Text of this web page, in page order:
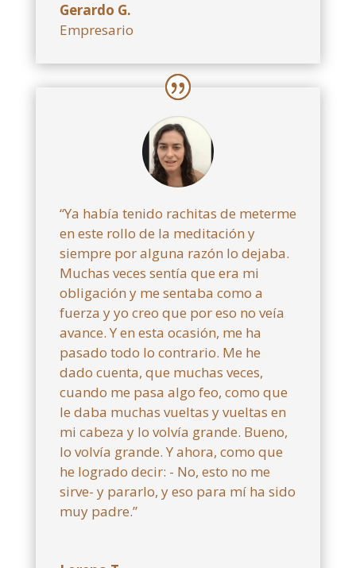
Gerardo G.
Empresario
“Ya había tenido rachitas de meterme
en este rollo de la meditación y
siempre por alguna razón lo dejaba.
Muchas veces sentía que era mi
obligación y me sentaba como a
fuerza y yo creo que por eso no veía
avance. Y en esta ocasión, me ha
pasado todo lo contrario. Me he
dado cuenta, que muchas veces,
cuando me pasa algo feo, como que
le daba muchas vueltas y vueltas en
mi cabeza y lo volvía grande. Bueno,
lo volvía grande. Y ahora, como que
he logrado decir: - No, esto no me
sirve- y pararlo, y eso para mí ha sido
muy padre.”